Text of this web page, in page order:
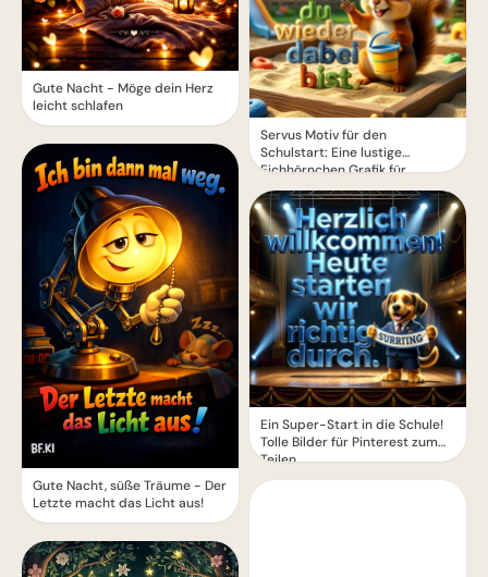
Gute Nacht - Möge dein Herz
leicht schlafen
Gute Nacht, süße Träume - Der
Letzte macht das Licht aus!
Servus Motiv für den
Schulstart: Eine lustige
Eichhörnchen Grafik für
WhatsApp
Ein Super-Start in die Schule!
Tolle Bilder für Pinterest zum
Teilen.